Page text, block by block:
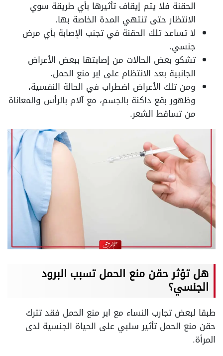
الحقنة فلا يتم إيقاف تأثيرها بأي طريقة سوي
الانتظار حتى تنتهي المدة الخاصة بها.
لا تساعد تلك الحقنة في تجنب الإصابة بأي مرض
جنسي.
تشكو بعض الحالات من إصابتها ببعض الأعراض
الجانبية بعد الانتظام على إبر منع الحمل.
ومن تلك الأعراض اضطراب في الحالة النفسية،
وظهور بقع داكنة بالجسم، مع آلام بالرأس والمعاناة
من تساقط الشعر.
هل تؤثر حقن منع الحمل تسبب البرود
الجنسي؟
طبقا لبعض تجارب النساء مع ابر منع الحمل فقد تترك
حقن منع الحمل تأثير سلبي على الحياة الجنسية لدى
المرأة.